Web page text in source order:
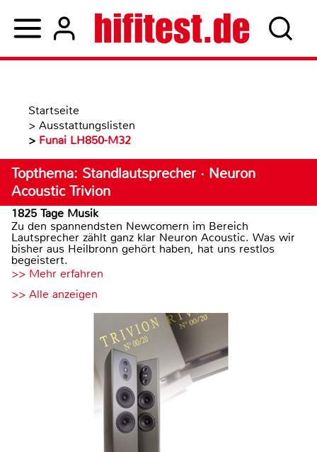
Startseite
> Ausstattungslisten
> Funai LH850-M32
Topthema: Standlautsprecher · Neuron
Acoustic Trivion
1825 Tage Musik
Zu den spannendsten Newcomern im Bereich
Lautsprecher zählt ganz klar Neuron Acoustic. Was wir
bisher aus Heilbronn gehört haben, hat uns restlos
begeistert.
>> Mehr erfahren
>> Alle anzeigen